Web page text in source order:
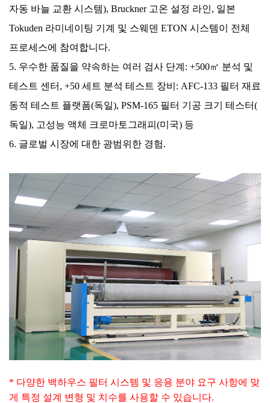
자동 바늘 교환 시스템), Bruckner 고온 설정 라인, 일본
Tokuden 라미네이팅 기계 및 스웨덴 ETON 시스템이 전체
프로세스에 참여합니다.
5. 우수한 품질을 약속하는 여러 검사 단계: +500㎡ 분석 및
테스트 센터, +50 세트 분석 테스트 장비: AFC-133 필터 재료
동적 테스트 플랫폼(독일), PSM-165 필터 기공 크기 테스터(
독일), 고성능 액체 크로마토그래피(미국) 등
6. 글로벌 시장에 대한 광범위한 경험.
* 다양한 백하우스 필터 시스템 및 응용 분야 요구 사항에 맞
게 특정 설계 변형 및 치수를 사용할 수 있습니다.